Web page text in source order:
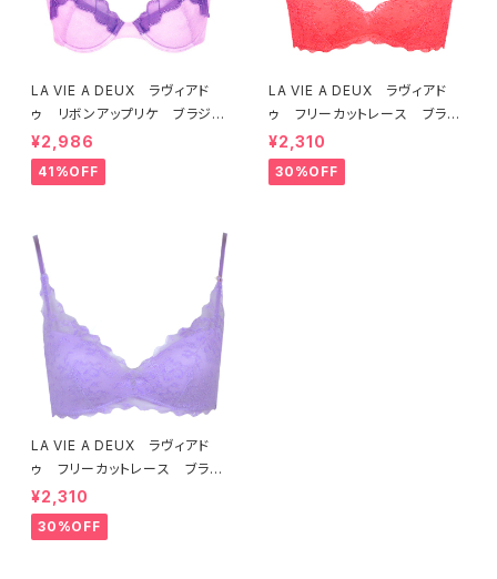
LA VIE A DEUX ラヴィアド
ゥ リボンアップリケ ブラジャ
ー（ラベンダー） 22293 SA
LE セール 送料無料
¥2,986
41%OFF
LA VIE A DEUX ラヴィアド
ゥ フリーカットレース ブラレ
ット ソフトブラ（トマトレッド）2
2457 SALE 送料無料
¥2,310
30%OFF
LA VIE A DEUX ラヴィアド
ゥ フリーカットレース ブラレ
ット ソフトブラ（ラベンダー）22
463 SALE 送料無料
¥2,310
30%OFF